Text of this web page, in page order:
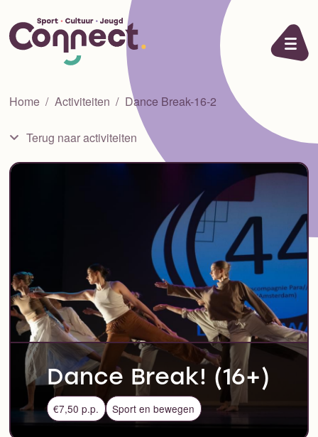
Ga naar de inhoud
Home Activiteiten Dance Break-16-2
Terug naar activiteiten
Dance Break! (16+)
€7,50 p.p. Sport en bewegen